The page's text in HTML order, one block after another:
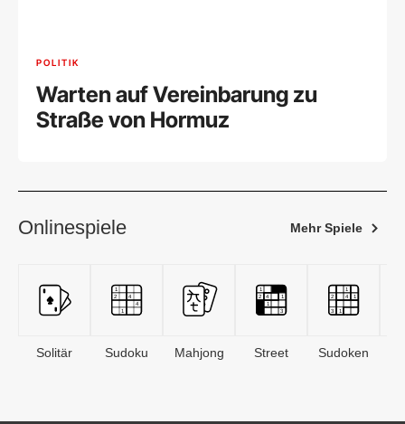
POLITIK
Warten auf Vereinbarung zu
Straße von Hormuz
Onlinespiele Mehr Spiele
Solitär Sudoku Mahjong Street Sudoken